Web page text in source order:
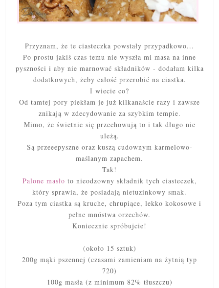
Przyznam, że te ciasteczka powstały przypadkowo...
Po prostu jakiś czas temu nie wyszła mi masa na inne
pyszności i aby nie marnować składników - dodałam kilka
dodatkowych, żeby całość przerobić na ciastka.
I wiecie co?
Od tamtej pory piekłam je już kilkanaście razy i zawsze
znikają w zdecydowanie za szybkim tempie.
Mimo, że świetnie się przechowują to i tak długo nie
uleżą.
Są przeeepyszne oraz kuszą cudownym karmelowo-
maślanym zapachem.
Tak!
Palone masło to nieodzowny składnik tych ciasteczek,
który sprawia, że posiadają nietuzinkowy smak.
Poza tym ciastka są kruche, chrupiące, lekko kokosowe i
pełne mnóstwa orzechów.
Koniecznie spróbujcie!
(około 15 sztuk)
200g mąki pszennej (czasami zamieniam na żytnią typ
720)
100g masła (z minimum 82% tłuszczu)